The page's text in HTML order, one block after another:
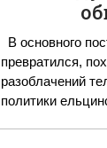
В основного
превратился,
разоблачений
политики